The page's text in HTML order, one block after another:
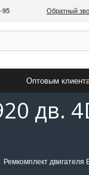
95 Обратный
Оптовым
дв.
Ремкомплект двигателя